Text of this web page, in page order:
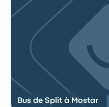
Bus de Split à Mostar